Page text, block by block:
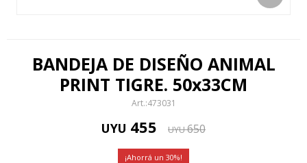
BANDEJA DE DISEÑO ANIMAL
PRINT TIGRE. 50x33CM
473031
UYU 455 UYU650
30